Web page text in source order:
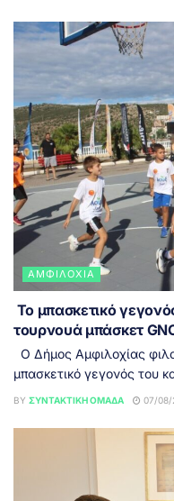
ΑΜΦΙΛΟΧΊΑ
Το μπασκετικό
τουρνουά μπάσκετ
Ο Δήμος Αμφιλοχίας
μπασκετικό γεγονός του
BY ΣΥΝΤΑΚΤΙΚΉ ΟΜΆΔΑ 07/08/